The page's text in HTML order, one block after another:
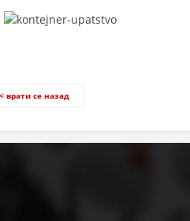
< врати се назад